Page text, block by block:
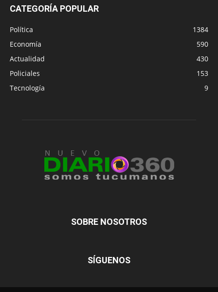
CATEGORÍA POPULAR
Política
1384
Economía
590
Actualidad
430
Policiales
153
Tecnología
9
SOBRE NOSOTROS
SÍGUENOS